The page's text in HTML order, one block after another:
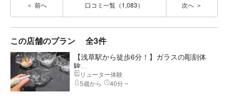
前へ 口コミ一覧（1,083） 次へ
この店舗のプラン 全3件
【浅草駅から徒歩6分！】ガラスの彫刻体
験...
リューター体験
5歳から
40分 ~